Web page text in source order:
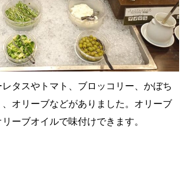
タスやトマト、ブロッコリー、かぼち
オリーブなどがありました。オリーブ
ーブオイルで味付けできます。